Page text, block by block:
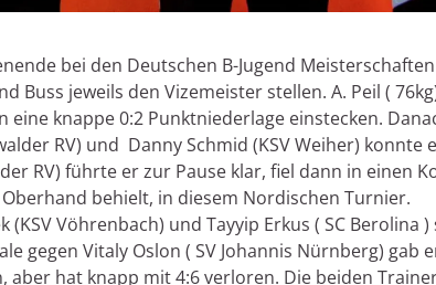
bei den Deutschen B-Jugend
Buss jeweils den Vizemeister stellen. A. Peil (
knappe 0:2 Punktniederlage einstecken.
RV) und Danny Schmid (KSV Weiher)
RV) führte er zur Pause klar, fiel dann in einen
behielt, in diesem Nordischen Turnier.
(KSV Vöhrenbach) und Tayyip Erkus ( SC Berolina
gegen Vitaly Oslon ( SV Johannis Nürnberg)
hat knapp mit 4:6 verloren. Die beiden